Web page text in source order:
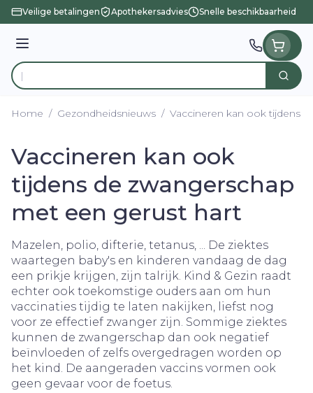
Ga naar de inhoud
Veilige betalingen Apothekersadvies Snelle beschikbaarheid
Menu
Product, merk, categorie... Zoek
Home / Gezondheidsnieuws / Vaccineren kan ook tijdens
Vaccineren kan ook
tijdens de zwangerschap
met een gerust hart
Mazelen, polio, difterie, tetanus, ... De ziektes
waartegen baby's en kinderen vandaag de dag
een prikje krijgen, zijn talrijk. Kind & Gezin raadt
echter ook toekomstige ouders aan om hun
vaccinaties tijdig te laten nakijken, liefst nog
voor ze effectief zwanger zijn. Sommige ziektes
kunnen de zwangerschap dan ook negatief
beïnvloeden of zelfs overgedragen worden op
het kind. De aangeraden vaccins vormen ook
geen gevaar voor de foetus.